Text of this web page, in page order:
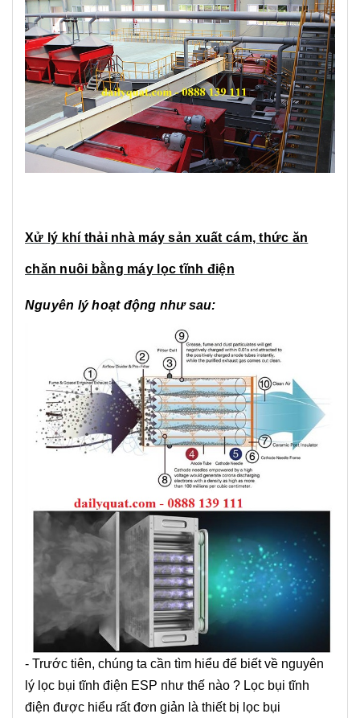
Xử lý khí thải nhà máy sản xuất cám, thức ăn
chăn nuôi bằng máy lọc tĩnh điện
Nguyên lý hoạt động như sau:
- Trước tiên, chúng ta cần tìm hiểu để biết về nguyên
lý lọc bụi tĩnh điện ESP như thế nào ? Lọc bụi tĩnh
điện được hiểu rất đơn giản là thiết bị lọc bụi